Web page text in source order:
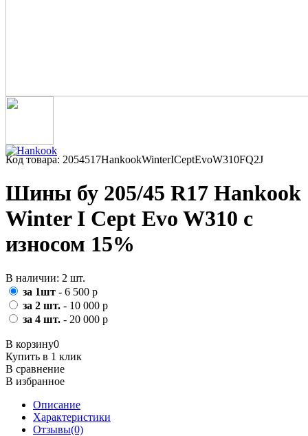
Код товара: 2054517HankookWinterICeptEvoW310FQ2J
Шины бу 205/45 R17 Hankook
Winter I Cept Evo W310 с
износом 15%
В наличии: 2 шт.
за 1шт - 6 500 р
за 2 шт. - 10 000 р
за 4 шт. - 20 000 р
В корзину0
Купить в 1 клик
В сравнение
В избранное
Описание
Характеристики
Отзывы(0)